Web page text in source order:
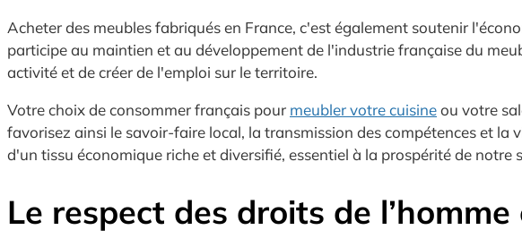
Acheter des meubles fabriqués en France, c'est également soutenir
participe au maintien et au développement de l'industrie française du
activité et de créer de l'emploi sur le territoire.
Votre choix de consommer français pour meubler votre cuisineou votre
favorisez ainsi le savoir-faire local, la transmission des compétences et
d'un tissu économique riche et diversifié, essentiel à la prospérité de notre
Le respect des droits de